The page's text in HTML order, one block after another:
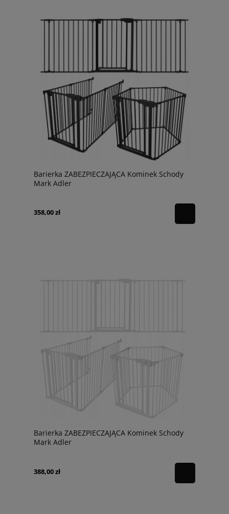
Barierka ZABEZPIECZAJĄCA Kominek Schody
Mark Adler
358,00 zł
Barierka ZABEZPIECZAJĄCA Kominek Schody
Mark Adler
388,00 zł